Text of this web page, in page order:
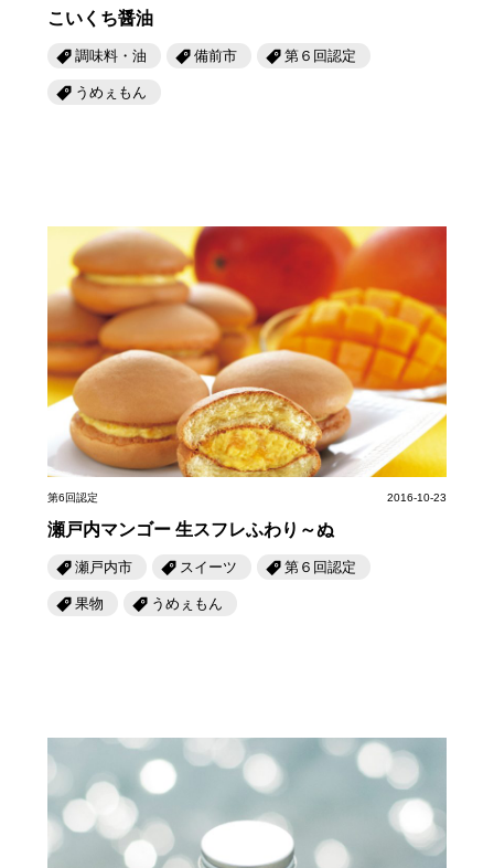
こいくち醤油
調味料・油 備前市 第６回認定
うめぇもん
第6回認定 2016-10-23
瀬戸内マンゴー 生スフレふわり～ぬ
瀬戸内市 スイーツ 第６回認定
果物 うめぇもん